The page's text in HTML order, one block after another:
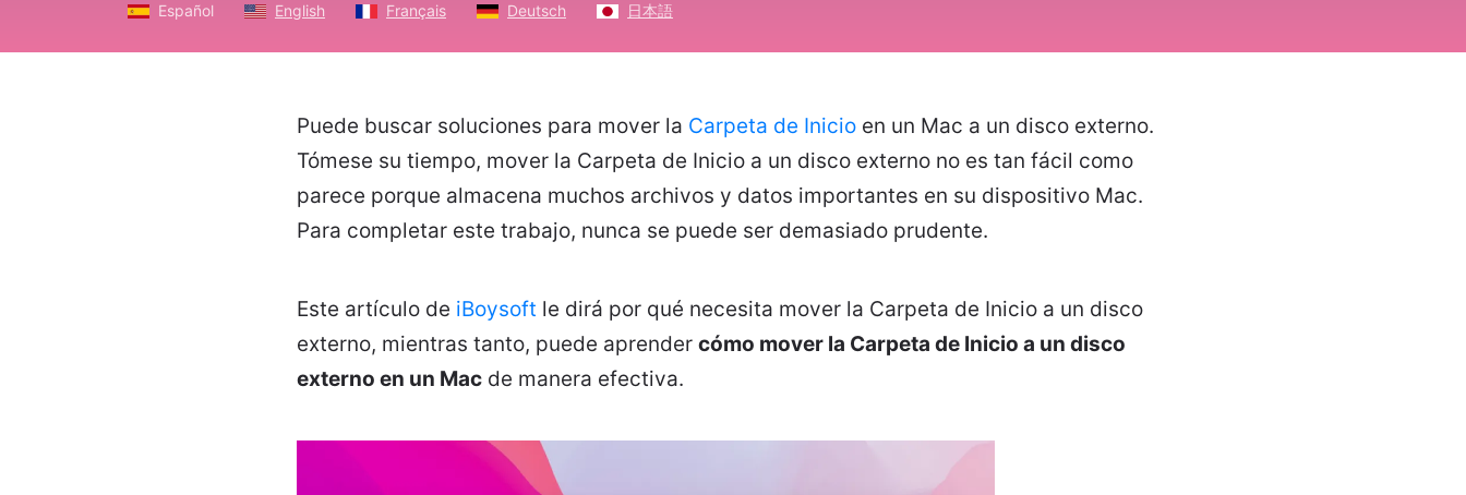
Español English Français Deutsch 日本語
Puede buscar soluciones para mover la Carpeta de Inicio en un Mac a un disco externo.
Tómese su tiempo, mover la Carpeta de Inicio a un disco externo no es tan fácil como
parece porque almacena muchos archivos y datos importantes en su dispositivo Mac.
Para completar este trabajo, nunca se puede ser demasiado prudente.
Este artículo de iBoysoft le dirá por qué necesita mover la Carpeta de Inicio a un disco
externo, mientras tanto, puede aprender cómo mover la Carpeta de Inicio a un disco
externo en un Mac de manera efectiva.